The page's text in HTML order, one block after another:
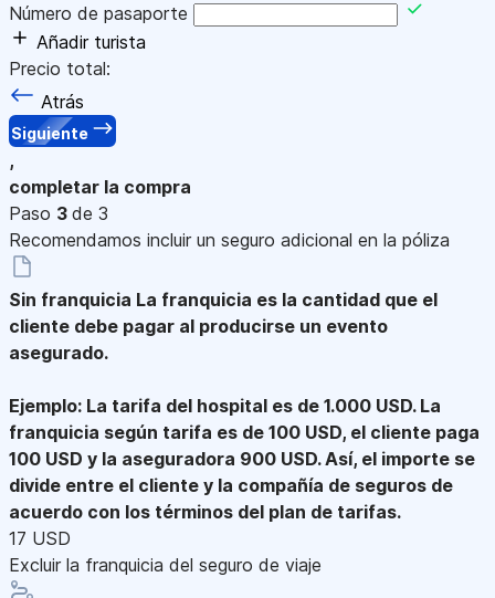
Número de pasaporte
Añadir turista
Precio total:
Atrás
Siguiente
,
completar la compra
Paso 3 de 3
Recomendamos incluir un seguro adicional en la póliza
Sin franquicia La franquicia es la cantidad que el
cliente debe pagar al producirse un evento
asegurado.
Ejemplo: La tarifa del hospital es de 1.000 USD. La
franquicia según tarifa es de 100 USD, el cliente paga
100 USD y la aseguradora 900 USD. Así, el importe se
divide entre el cliente y la compañía de seguros de
acuerdo con los términos del plan de tarifas.
17 USD
Excluir la franquicia del seguro de viaje